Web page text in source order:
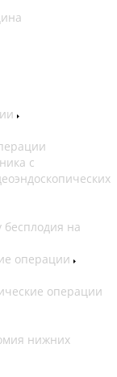
с
на
операции
операции
нижних